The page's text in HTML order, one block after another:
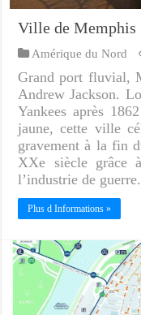
Ville de Memphis
Amérique du Nord
Grand port fluvial,
Andrew Jackson.
Yankees après
jaune, cette ville
gravement à la fin
XXe siècle grâce
l’industrie de
Plus d Informations »